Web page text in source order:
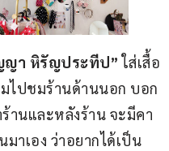
า หิรัญประทีป” ใส่เสื้อ
ไปชมร้านด้านนอก บอก
านและหลังร้าน จะมีคา
าเอง ว่าอยากได้เป็น